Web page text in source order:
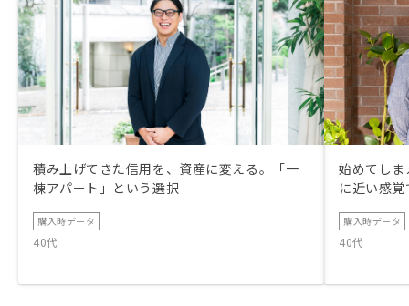
積み上げてきた信用を、資産に変える。「一
棟アパート」という選択
購入時データ
40代
始めてし
に近い感
購入時データ
40代